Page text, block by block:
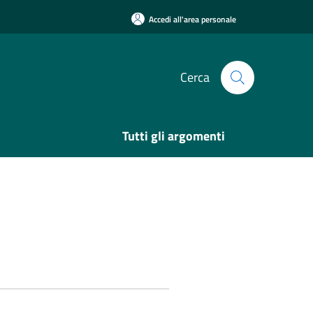
Accedi all'area personale
Cerca
Tutti gli argomenti